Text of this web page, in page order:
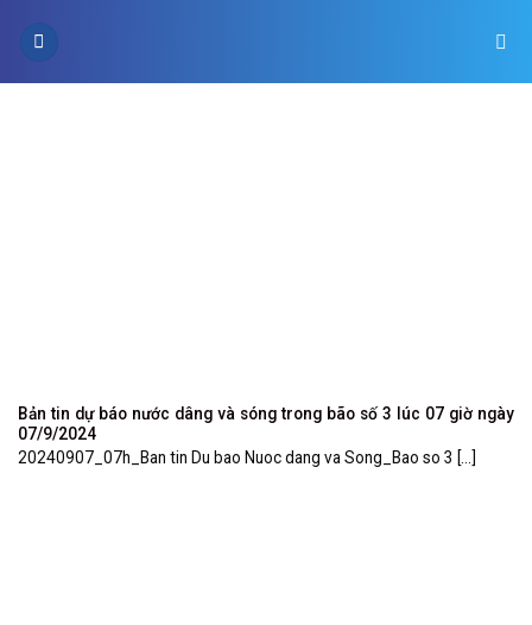
Bản tin dự báo nước dâng và sóng trong bão số 3 lúc 07 giờ ngày
07/9/2024
20240907_07h_Ban tin Du bao Nuoc dang va Song_Bao so 3 [...]